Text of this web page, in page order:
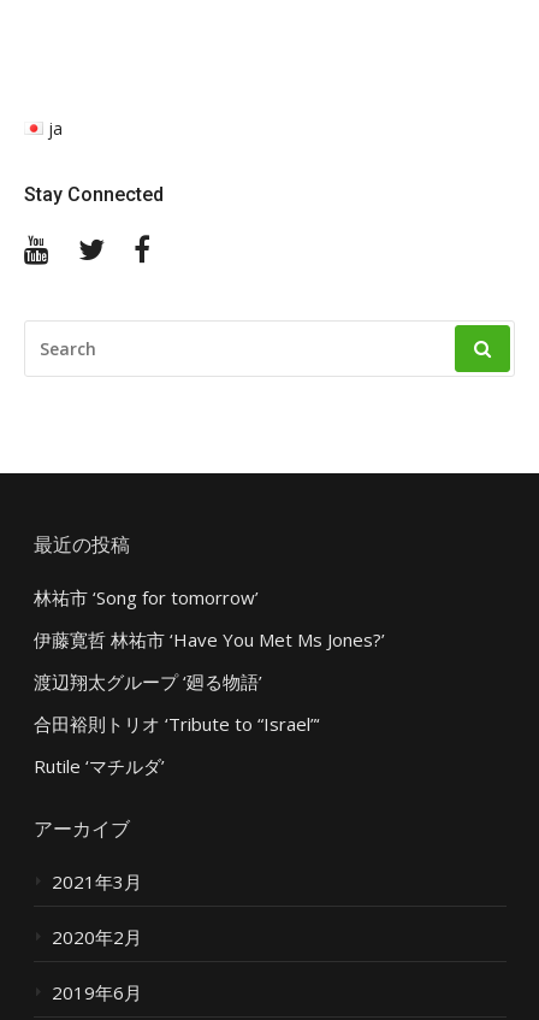
ja
Stay Connected
YouTubeTwitter
FOR:
最近の投稿
林祐市 ‘Song for tomorrow’
伊藤寛哲 林祐市 ‘Have You Met Ms Jones?’
渡辺翔太グループ ‘廻る物語’
合田裕則トリオ ‘Tribute to “Israel”‘
Rutile ‘マチルダ’
アーカイブ
2021年3月
2020年2月
2019年6月